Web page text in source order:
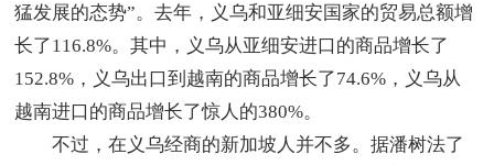
猛发展的态势”。去年，义乌和亚细安国家的贸易总额增
长了116.8%。其中，义乌从亚细安进口的商品增长了
152.8%，义乌出口到越南的商品增长了74.6%，义乌从
越南进口的商品增长了惊人的380%。
不过，在义乌经商的新加坡人并不多。据潘树法了